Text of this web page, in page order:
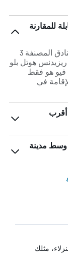
للمقارنة
هناك فرق يبلغ 21% في متوسط ​​سعر الليلة للفنادق المصنفة 3
هوتل بلو
فيو هو فقط
في
مدينة
مثلك